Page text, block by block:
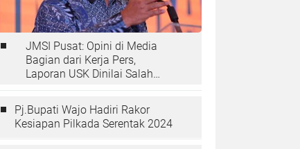
JMSI Pusat: Opini di Media
Bagian dari Kerja Pers,
Laporan USK Dinilai Salah
Pj.Bupati Wajo Hadiri Rakor
Kesiapan Pilkada Serentak 2024